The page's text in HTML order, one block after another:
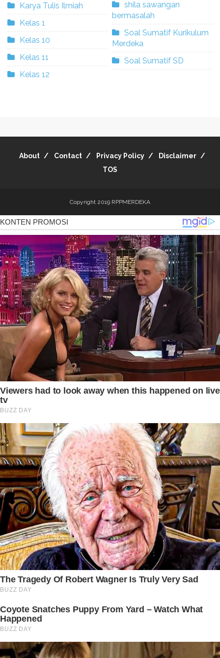
Karya Tulis Ilmiah
Kelas 1
Kelas 10
Kelas 11
Kelas 12
shila sawangan
bermasalah
Soal Sumatif Kurikulum
Merdeka
Soal Sumatif SD
About Contact Privacy Policy
Disclaimer
TOS
Copyright 2019 RPPMERDEKA